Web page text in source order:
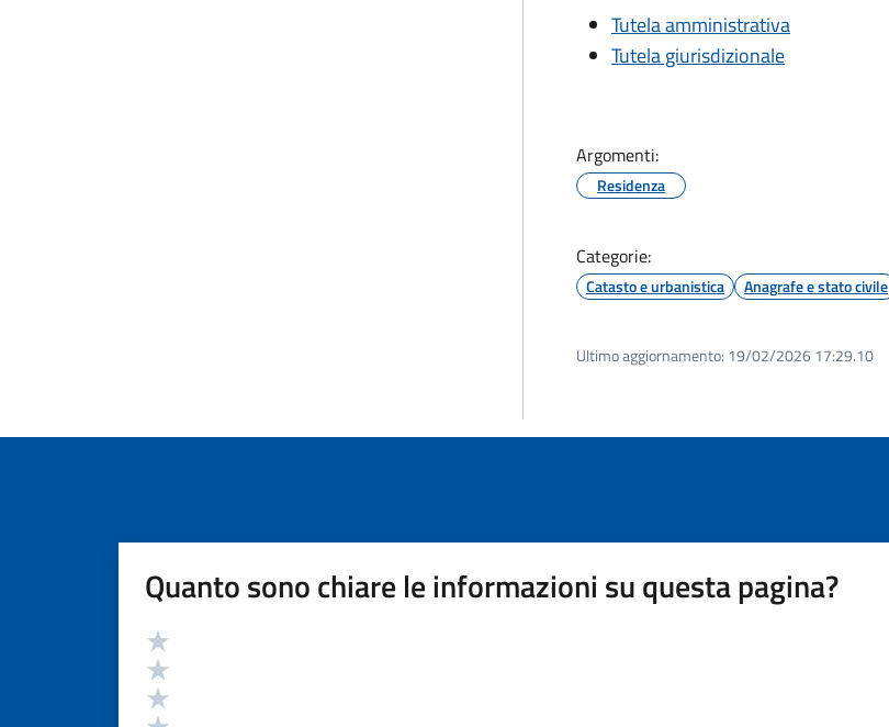
Tutela amministrativa
Tutela giurisdizionale
Argomenti:
Residenza
Categorie:
Catasto e urbanistica Anagrafe e stato civile
Ultimo aggiornamento: 19/02/2026 17:29.10
Quanto sono chiare le informazioni su questa pagina?
Valutazione